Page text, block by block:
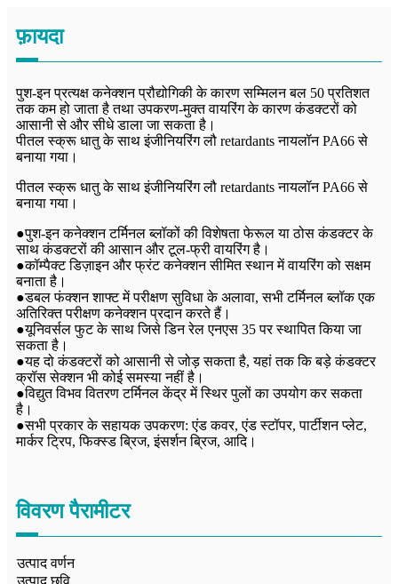
फ़ायदा
पुश-इन प्रत्यक्ष कनेक्शन प्रौद्योगिकी के कारण सम्मिलन बल 50 प्रतिशत
तक कम हो जाता है तथा उपकरण-मुक्त वायरिंग के कारण कंडक्टरों को
आसानी से और सीधे डाला जा सकता है।
पीतल स्क्रू धातु के साथ इंजीनियरिंग लौ retardants नायलॉन PA66 से
बनाया गया।
पीतल स्क्रू धातु के साथ इंजीनियरिंग लौ retardants नायलॉन PA66 से
बनाया गया।
●पुश-इन कनेक्शन टर्मिनल ब्लॉकों की विशेषता फेरूल या ठोस कंडक्टर के
साथ कंडक्टरों की आसान और टूल-फ्री वायरिंग है।
●कॉम्पैक्ट डिज़ाइन और फ्रंट कनेक्शन सीमित स्थान में वायरिंग को सक्षम
बनाता है।
●डबल फंक्शन शाफ्ट में परीक्षण सुविधा के अलावा, सभी टर्मिनल ब्लॉक एक
अतिरिक्त परीक्षण कनेक्शन प्रदान करते हैं।
●यूनिवर्सल फुट के साथ जिसे डिन रेल एनएस 35 पर स्थापित किया जा
सकता है।
●यह दो कंडक्टरों को आसानी से जोड़ सकता है, यहां तक ​​कि बड़े कंडक्टर
क्रॉस सेक्शन भी कोई समस्या नहीं है।
●विद्युत विभव वितरण टर्मिनल केंद्र में स्थिर पुलों का उपयोग कर सकता
है।
●सभी प्रकार के सहायक उपकरण: एंड कवर, एंड स्टॉपर, पार्टीशन प्लेट,
मार्कर ट्रिप, फिक्स्ड ब्रिज, इंसर्शन ब्रिज, आदि।
विवरण पैरामीटर
उत्पाद वर्णन